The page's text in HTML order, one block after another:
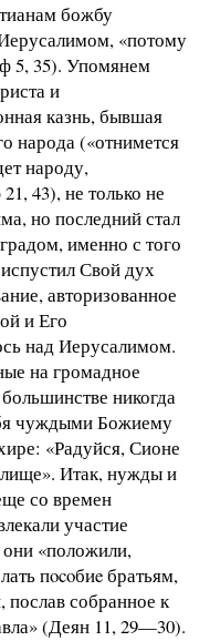
божбу
Иерусалимом, «потому
5, 35). Упомянем
и
казнь, бывшая
народа («отнимется
народу,
43), не только не
но последний стал
именно с того
Свой дух
авторизованное
и Его
над Иерусалимом.
на громадное
никогда
чуждыми Божиему
«Радуйся, Сионе
Итак, нужды и
со времен
участие
«положили,
пocoбиe братьям,
собранное к
(Деян 11, 29—30).